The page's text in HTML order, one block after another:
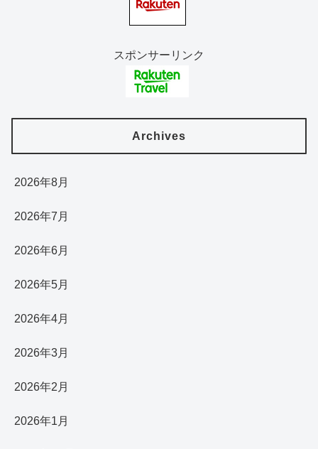
スポンサーリンク
Archives
2026年8月
2026年7月
2026年6月
2026年5月
2026年4月
2026年3月
2026年2月
2026年1月